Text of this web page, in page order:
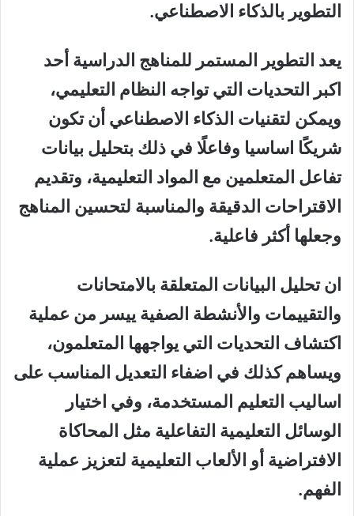
التطوير بالذكاء الاصطناعي.
يعد التطوير المستمر للمناهج الدراسية أحد
اكبر التحديات التي تواجه النظام التعليمي،
ويمكن لتقنيات الذكاء الاصطناعي أن تكون
شريكًا اساسيا وفاعلًا في ذلك بتحليل بيانات
تفاعل المتعلمين مع المواد التعليمية، وتقديم
الاقتراحات الدقيقة والمناسبة لتحسين المناهج
وجعلها أكثر فاعلية.
ان تحليل البيانات المتعلقة بالامتحانات
والتقييمات والأنشطة الصفية ييسر من عملية
اكتشاف التحديات التي يواجهها المتعلمون،
ويساهم كذلك في اضفاء التعديل المناسب على
اساليب التعليم المستخدمة، وفي اختيار
الوسائل التعليمية التفاعلية مثل المحاكاة
الافتراضية أو الألعاب التعليمية لتعزيز عملية
الفهم.